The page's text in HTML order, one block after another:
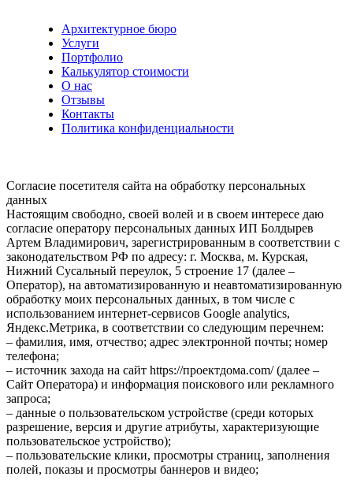
Архитектурное бюро
Услуги
Портфолио
Калькулятор стоимости
О нас
Отзывы
Контакты
Политика конфиденциальности
Согласие посетителя сайта на обработку персональных
данных
Настоящим свободно, своей волей и в своем интересе даю
согласие оператору персональных данных ИП Болдырев
Артем Владимирович, зарегистрированным в соответствии с
законодательством РФ по адресу: г. Москва, м. Курская,
Нижний Сусальный переулок, 5 строение 17 (далее –
Оператор), на автоматизированную и неавтоматизированную
обработку моих персональных данных, в том числе с
использованием интернет-сервисов Google analytics,
Яндекс.Метрика, в соответствии со следующим перечнем:
– фамилия, имя, отчество; адрес электронной почты; номер
телефона;
– источник захода на сайт https://проектдома.com/ (далее –
Сайт Оператора) и информация поискового или рекламного
запроса;
– данные о пользовательском устройстве (среди которых
разрешение, версия и другие атрибуты, характеризующие
пользовательское устройство);
– пользовательские клики, просмотры страниц, заполнения
полей, показы и просмотры баннеров и видео;